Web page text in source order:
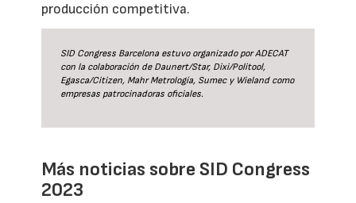
producción competitiva.
SID Congress Barcelona estuvo organizado por ADECAT
con la colaboración de Daunert/Star, Dixi/Politool,
Egasca/Citizen, Mahr Metrología, Sumec y Wieland como
empresas patrocinadoras oficiales.
Más noticias sobre SID Congress
2023